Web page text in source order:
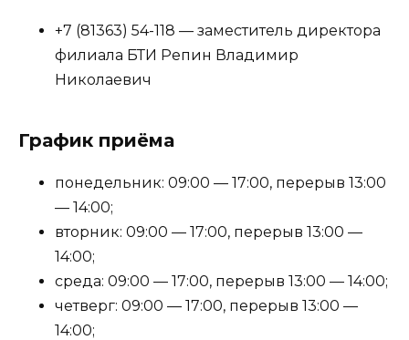
+7 (81363) 54-118 — заместитель директора
филиала БТИ Репин Владимир
Николаевич
График приёма
понедельник: 09:00 — 17:00, перерыв 13:00
— 14:00;
вторник: 09:00 — 17:00, перерыв 13:00 —
14:00;
среда: 09:00 — 17:00, перерыв 13:00 — 14:00;
четверг: 09:00 — 17:00, перерыв 13:00 —
14:00;